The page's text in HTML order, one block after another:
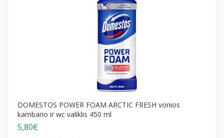
DOMESTOS POWER FOAM ARCTIC FRESH vonios
kambario ir wc valiklis 450 ml
5,80€